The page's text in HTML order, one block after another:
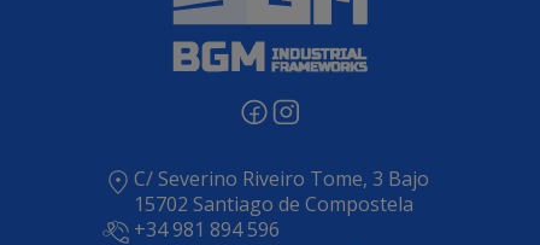
C/ Severino Riveiro Tome, 3 Bajo
15702 Santiago de Compostela
+34 981 894 596